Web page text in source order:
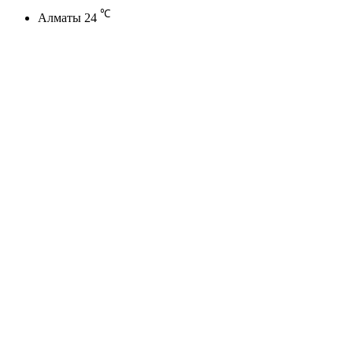
Алматы 24 ℃